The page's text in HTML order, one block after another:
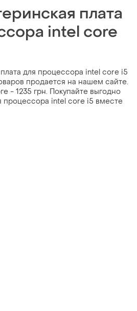
плата
intel core
для процессора intel core i5
продается на нашем сайте.
- 1235 грн. Покупайте выгодно
процессора intel core i5 вместе